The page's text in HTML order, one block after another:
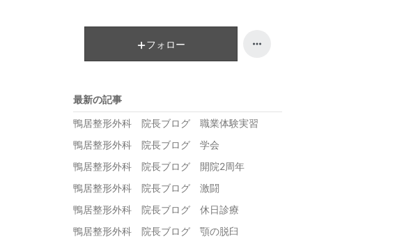
フォロー
最新の記事
鴨居整形外科 院長ブログ 職業体験実習
鴨居整形外科 院長ブログ 学会
鴨居整形外科 院長ブログ 開院2周年
鴨居整形外科 院長ブログ 激闘
鴨居整形外科 院長ブログ 休日診療
鴨居整形外科 院長ブログ 顎の脱臼